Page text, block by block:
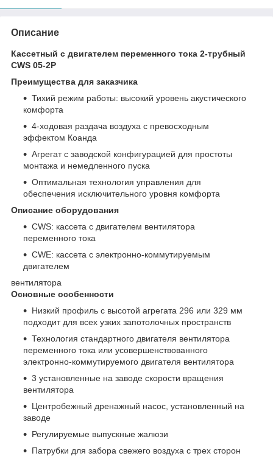
Описание
Кассетный с двигателем переменного тока 2-трубный
CWS 05-2Р
Преимущества для заказчика
Тихий режим работы: высокий уровень акустического
комфорта
4-ходовая раздача воздуха с превосходным
эффектом Коанда
Агрегат с заводской конфигурацией для простоты
монтажа и немедленного пуска
Оптимальная технология управления для
обеспечения исключительного уровня комфорта
Описание оборудования
CWS: кассета с двигателем вентилятора
переменного тока
CWE: кассета с электронно-коммутируемым
двигателем
вентилятора
Основные особенности
Низкий профиль с высотой агрегата 296 или 329 мм
подходит для всех узких запотолочных пространств
Технология стандартного двигателя вентилятора
переменного тока или усовершенствованного
электронно-коммутируемого двигателя вентилятора
3 установленные на заводе скорости вращения
вентилятора
Центробежный дренажный насос, установленный на
заводе
Регулируемые выпускные жалюзи
Патрубки для забора свежего воздуха с трех сторон